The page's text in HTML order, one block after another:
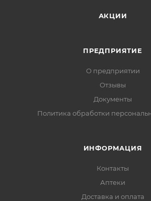
АКЦИИ
ПРЕДПРИЯТИЕ
О предприятии
Отзывы
Документы
Политика обработки
ИНФОРМАЦИЯ
Контакты
Аптеки
Доставка и оплата